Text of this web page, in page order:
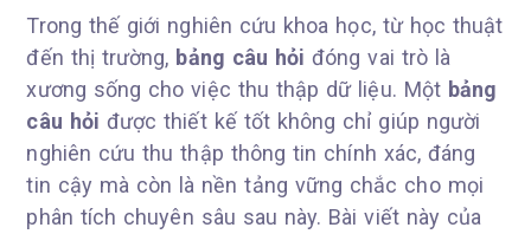
Trong thế giới nghiên cứu khoa học, từ học thuật
đến thị trường, bảng câu hỏi đóng vai trò là
xương sống cho việc thu thập dữ liệu. Một bảng
câu hỏi được thiết kế tốt không chỉ giúp người
nghiên cứu thu thập thông tin chính xác, đáng
tin cậy mà còn là nền tảng vững chắc cho mọi
phân tích chuyên sâu sau này. Bài viết này của